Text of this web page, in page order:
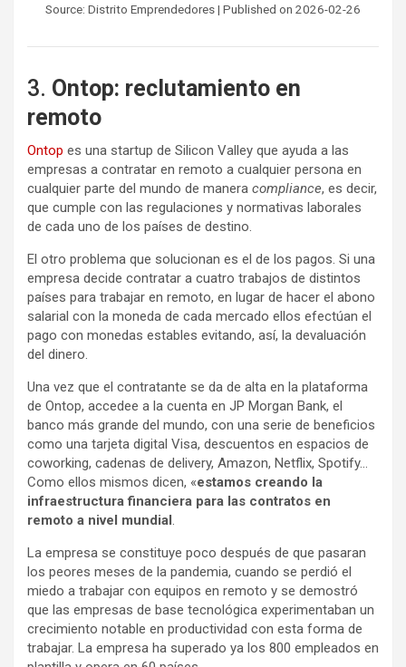
Source: Distrito Emprendedores Published on 2026-02-26
3. Ontop: reclutamiento en
remoto
Ontop es una startup de Silicon Valley que ayuda a las
empresas a contratar en remoto a cualquier persona en
cualquier parte del mundo de manera compliance, es decir,
que cumple con las regulaciones y normativas laborales
de cada uno de los países de destino.
El otro problema que solucionan es el de los pagos. Si una
empresa decide contratar a cuatro trabajos de distintos
países para trabajar en remoto, en lugar de hacer el abono
salarial con la moneda de cada mercado ellos efectúan el
pago con monedas estables evitando, así, la devaluación
del dinero.
Una vez que el contratante se da de alta en la plataforma
de Ontop, accedee a la cuenta en JP Morgan Bank, el
banco más grande del mundo, con una serie de beneficios
como una tarjeta digital Visa, descuentos en espacios de
coworking, cadenas de delivery, Amazon, Netflix, Spotify…
Como ellos mismos dicen, «estamos creando la
infraestructura financiera para las contratos en
remoto a nivel mundial.
La empresa se constituye poco después de que pasaran
los peores meses de la pandemia, cuando se perdió el
miedo a trabajar con equipos en remoto y se demostró
que las empresas de base tecnológica experimentaban un
crecimiento notable en productividad con esta forma de
trabajar. La empresa ha superado ya los 800 empleados en